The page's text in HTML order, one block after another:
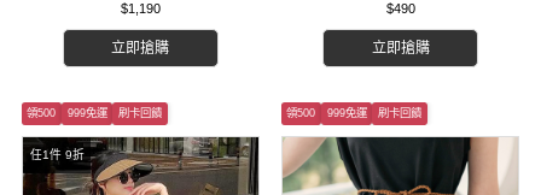
$1,190
立即搶購
$490
立即搶購
任1件 9折
領500 999免運 刷卡回饋 領500 999免運 刷卡回饋